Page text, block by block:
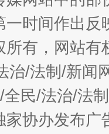
谢
一时间作出
所有，网站
治/法制/新闻
民/法治/法
家协办发布